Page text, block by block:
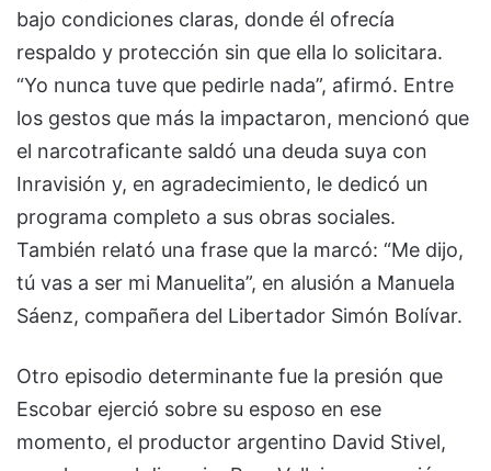
bajo condiciones claras, donde él ofrecía
respaldo y protección sin que ella lo solicitara.
“Yo nunca tuve que pedirle nada”, afirmó. Entre
los gestos que más la impactaron, mencionó que
el narcotraficante saldó una deuda suya con
Inravisión y, en agradecimiento, le dedicó un
programa completo a sus obras sociales.
También relató una frase que la marcó: “Me dijo,
tú vas a ser mi Manuelita”, en alusión a Manuela
Sáenz, compañera del Libertador Simón Bolívar.
Otro episodio determinante fue la presión que
Escobar ejerció sobre su esposo en ese
momento, el productor argentino David Stivel,